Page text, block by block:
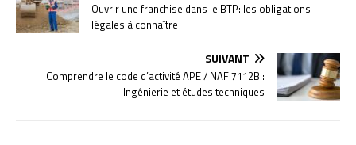
Ouvrir une franchise dans le BTP: les obligations
légales à connaître
SUIVANT
Comprendre le code d’activité APE / NAF 7112B :
Ingénierie et études techniques